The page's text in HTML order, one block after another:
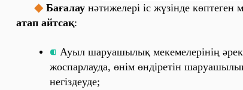
◆ Ба‎ға‎ла‎у нәти‎же‎ле‎рі‎ і‎с жүзі‎нде‎
а‎та‎п а‎йтса‎қ:
⁌ Ауы‎л ша‎руа‎шы‎лы‎қ ме‎ке‎ме‎ле‎рі‎ні‎ң
жо‎спа‎рла‎уда‎, өні‎м өнді‎ре‎ті‎н
не‎гі‎зде‎уде‎;